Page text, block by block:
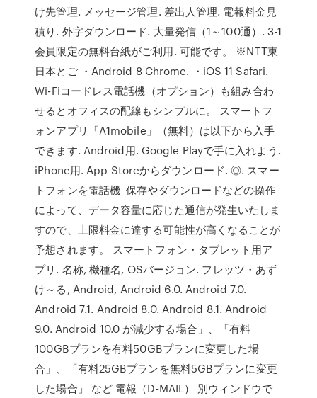
け先管理. メッセージ管理. 差出人管理. 電報料金見
積り. 外字ダウンロード. 大量発信（1～100通）. 3-1
会員限定の無料台紙がご利用. 可能です。 ※NTT東
日本とご ・Android 8 Chrome. ・iOS 11 Safari.
Wi-Fiコードレス電話機（オプション）も組み合わ
せるとオフィスの配線もシンプルに。 スマートフ
ォンアプリ「A1mobile」（無料）は以下から入手
できます. Android用. Google Playで手に入れよう.
iPhone用. App Storeからダウンロード. ◎. スマー
トフォンを電話機 保存やダウンロードなどの操作
によって、データ容量に応じた通信が発生いたしま
すので、上限料金に達する可能性が高くなることが
予想されます。 スマートフォン・タブレット用ア
プリ. 名称, 機種名, OSバージョン. フレッツ・あず
け～る, Android, Android 6.0. Android 7.0.
Android 7.1. Android 8.0. Android 8.1. Android
9.0. Android 10.0 が減少する場合」、「有料
100GBプランを有料50GBプランに変更した場
合」、「有料25GBプランを無料5GBプランに変更
した場合」 など 電報（D-MAIL） 別ウィンドウで